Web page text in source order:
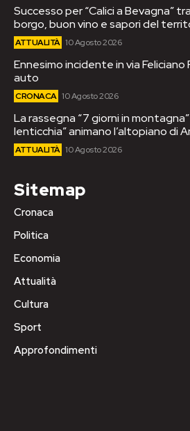
Successo per “Calici a Bevagna”
borgo, buon vino e sapori del
ATTUALITÀ 10 Agosto 2026
Ennesimo incidente in via
auto
CRONACA 10 Agosto 2026
La rassegna “7 giorni in
lenticchia” animano l’altopiano di
ATTUALITÀ 10 Agosto 2026
Sitemap
Cronaca
Politica
Economia
Attualità
Cultura
Sport
Approfondimenti